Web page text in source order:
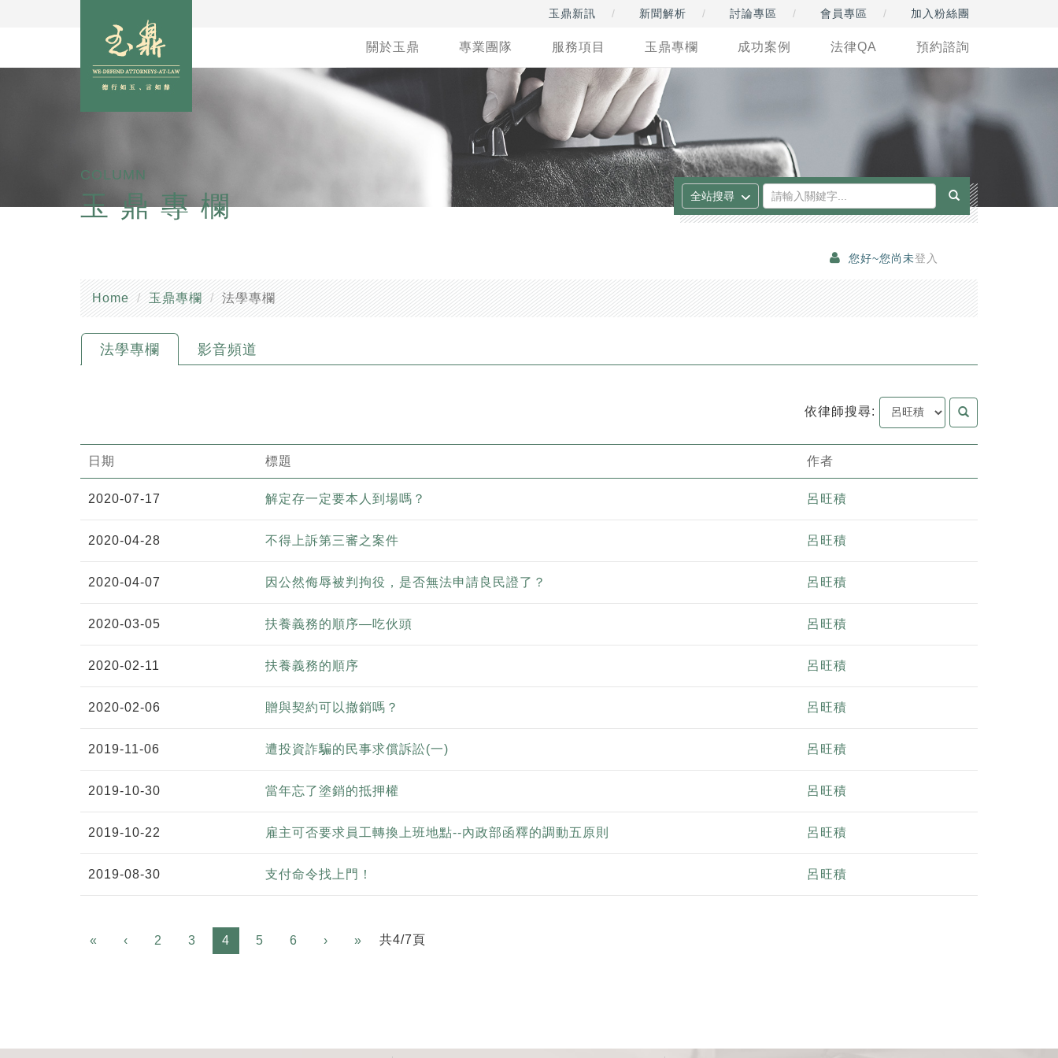
玉鼎新訊 新聞解析 討論專區 會員專區 加入粉絲團
關於玉鼎 專業團隊 服務項目 玉鼎專欄 成功案例 法律QA 預約諮詢
COLUMN
玉鼎專欄
您好~您尚未登入
Home 玉鼎專欄 法學專欄
法學專欄 影音頻道
依律師搜尋:
日期 標題 作者
2020-07-17 解定存一定要本人到場嗎？ 呂旺積
2020-04-28 不得上訴第三審之案件 呂旺積
2020-04-07 因公然侮辱被判拘役，是否無法申請良民證了？ 呂旺積
2020-03-05 扶養義務的順序—吃伙頭 呂旺積
2020-02-11 扶養義務的順序 呂旺積
2020-02-06 贈與契約可以撤銷嗎？ 呂旺積
2019-11-06 遭投資詐騙的民事求償訴訟(一) 呂旺積
2019-10-30 當年忘了塗銷的抵押權 呂旺積
2019-10-22 雇主可否要求員工轉換上班地點--內政部函釋的調動五原則 呂旺積
2019-08-30 支付命令找上門！ 呂旺積
« Previous
‹ 2 3 4 5 6 › » Next共4/7頁